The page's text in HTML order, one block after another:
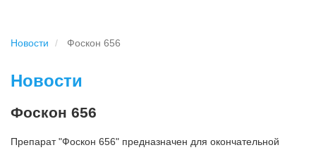
Новости Фоскон 656
Новости
Фоскон 656
Препарат "Фоскон 656" предназначен для окончательной